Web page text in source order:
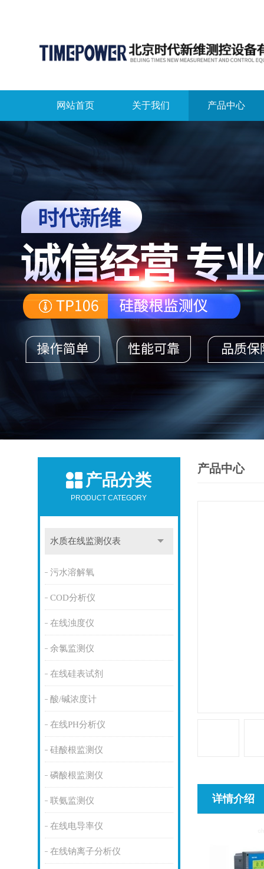
网站首页 关于我们 产品中心
产品分类
PRODUCT CATEGORY
水质在线监测仪表
污水溶解氧
COD分析仪
在线浊度仪
余氯监测仪
在线硅表试剂
酸/碱浓度计
在线PH分析仪
硅酸根监测仪
磷酸根监测仪
联氨监测仪
在线电导率仪
在线钠离子分析仪
产品中心
详情介绍